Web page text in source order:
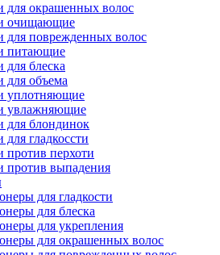
окрашенных волос
очищающие
поврежденных волос
питающие
блеска
объема
уплотняющие
увлажняющие
блондинок
гладкоссти
перхоти
выпадения
для гладкости
для блеска
для укрепления
для окрашенных волос